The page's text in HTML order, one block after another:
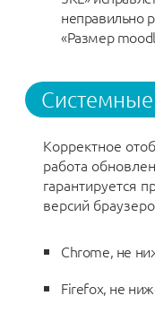
неправильно
«Размер
Корректное
работа
гарантируется
версий
Chrome, не
Firefox, не